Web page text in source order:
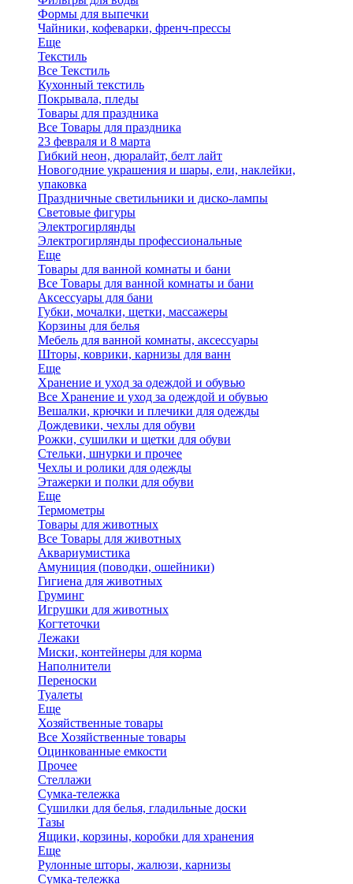
Формы для выпечки
Чайники, кофеварки, френч-прессы
Еще
Текстиль
Все Текстиль
Кухонный текстиль
Покрывала, пледы
Товары для праздника
Все Товары для праздника
23 февраля и 8 марта
Гибкий неон, дюралайт, белт лайт
Новогодние украшения и шары, ели, наклейки,
упаковка
Праздничные светильники и диско-лампы
Световые фигуры
Электрогирлянды
Электрогирлянды профессиональные
Еще
Товары для ванной комнаты и бани
Все Товары для ванной комнаты и бани
Аксессуары для бани
Губки, мочалки, щетки, массажеры
Корзины для белья
Мебель для ванной комнаты, аксессуары
Шторы, коврики, карнизы для ванн
Еще
Хранение и уход за одеждой и обувью
Все Хранение и уход за одеждой и обувью
Вешалки, крючки и плечики для одежды
Дождевики, чехлы для обуви
Рожки, сушилки и щетки для обуви
Стельки, шнурки и прочее
Чехлы и ролики для одежды
Этажерки и полки для обуви
Еще
Термометры
Товары для животных
Все Товары для животных
Аквариумистика
Амуниция (поводки, ошейники)
Гигиена для животных
Груминг
Игрушки для животных
Когтеточки
Лежаки
Миски, контейнеры для корма
Наполнители
Переноски
Туалеты
Еще
Хозяйственные товары
Все Хозяйственные товары
Оцинкованные емкости
Прочее
Стеллажи
Сумка-тележка
Сушилки для белья, гладильные доски
Тазы
Ящики, корзины, коробки для хранения
Еще
Рулонные шторы, жалюзи, карнизы
Сумка-тележка